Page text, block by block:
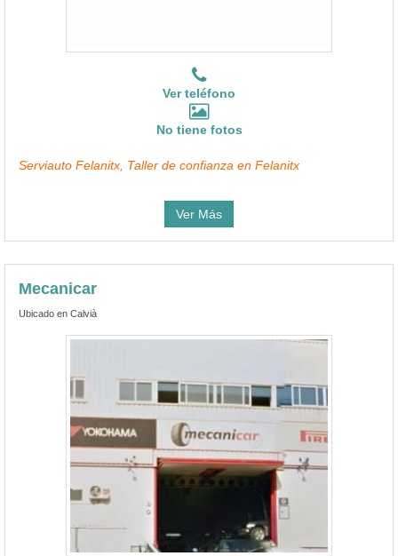
Ver teléfono
No tiene fotos
Serviauto Felanitx, Taller de confianza en Felanitx
Ver Más
Mecanicar
Ubicado en Calvià